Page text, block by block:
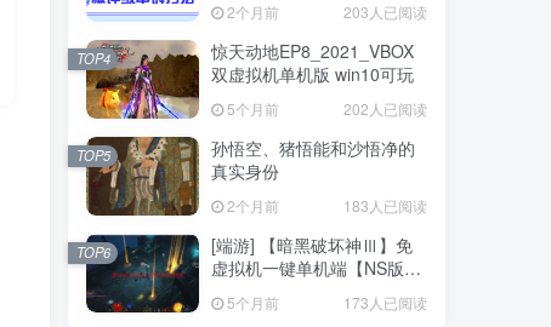
2个月前 203人已阅读
惊天动地EP8_2021_VBOX
双虚拟机单机版 win10可玩
5个月前 202人已阅读
TOP4
孙悟空、猪悟能和沙悟净的
真实身份
2个月前 183人已阅读
TOP5
[端游] 【暗黑破坏神Ⅲ】免
虚拟机一键单机端【NS版
5个月前 173人已阅读
TOP6